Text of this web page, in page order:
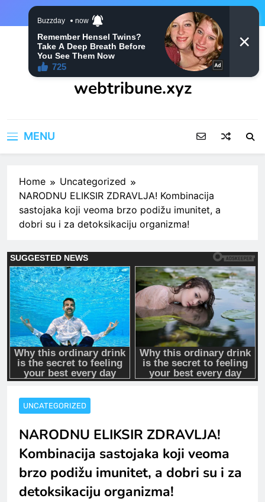
webtribune.xyz
MENU
Home
Uncategorized
NARODNU ELIKSIR ZDRAVLJA! Kombinacija
sastojaka koji veoma brzo podižu imunitet, a
dobri su i za detoksikaciju organizma!
UNCATEGORIZED
NARODNU ELIKSIR ZDRAVLJA!
Kombinacija sastojaka koji veoma
brzo podižu imunitet, a dobri su i za
detoksikaciju organizma!